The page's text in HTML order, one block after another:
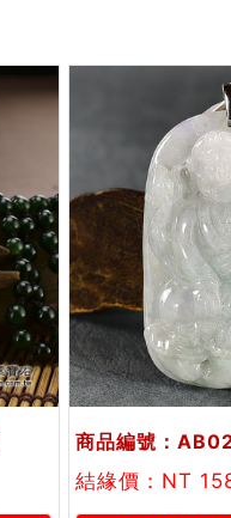
商品編號：
結緣價：NT